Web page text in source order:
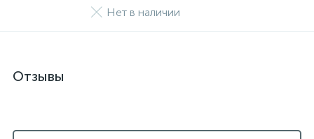
Нет в наличии
Отзывы